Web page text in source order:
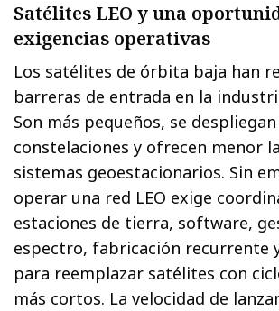
Satélites LEO y una
exigencias operativas
Los satélites de órbita baja han
barreras de entrada en la
Son más pequeños, se
constelaciones y ofrecen menor
sistemas geoestacionarios. Sin
operar una red LEO exige
estaciones de tierra, software,
espectro, fabricación recurrente
para reemplazar satélites con
más cortos. La velocidad de